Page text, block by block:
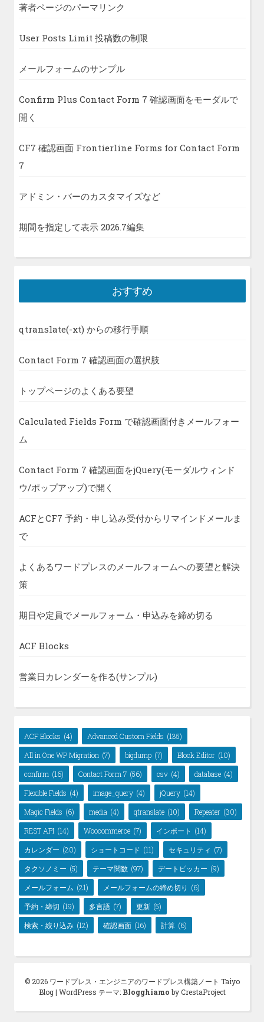
著者ページのパーマリンク
User Posts Limit 投稿数の制限
メールフォームのサンプル
Confirm Plus Contact Form 7 確認画面をモーダルで
開く
CF7 確認画面 Frontierline Forms for Contact Form
7
アドミン・バーのカスタマイズなど
期間を指定して表示 2026.7編集
おすすめ
qtranslate(-xt) からの移行手順
Contact Form 7 確認画面の選択肢
トップページのよくある要望
Calculated Fields Form で確認画面付きメールフォー
ム
Contact Form 7 確認画面をjQuery(モーダルウィンド
ウ/ポップアップ)で開く
ACFとCF7 予約・申し込み受付からリマインドメールま
で
よくあるワードプレスのメールフォームへの要望と解決
策
期日や定員でメールフォーム・申込みを締め切る
ACF Blocks
営業日カレンダーを作る(サンプル)
ACF Blocks (4) Advanced Custom Fields (135)
All in One WP Migration (7) bigdump (7) Block Editor (10)
confirm (16) Contact Form 7 (56) csv (4) database (4)
Flexible Fields (4) image_query (4) jQuery (14)
Magic Fields (6) media (4) qtranslate (10) Repeater (30)
REST API (14) Woocommerce (7) インポート (14)
カレンダー (20) ショートコード (11) セキュリティ (7)
タクソノミー (5) テーマ関数 (97) デートピッカー (9)
メールフォーム (21) メールフォームの締め切り (6)
予約・締切 (19) 多言語 (7) 更新 (5)
検索・絞り込み (12) 確認画面 (16) 計算 (6)
© 2026 ワードプレス・エンジニアのワードプレス構築ノート Taiyo
Blog | WordPress テーマ: Blogghiamo by CrestaProject